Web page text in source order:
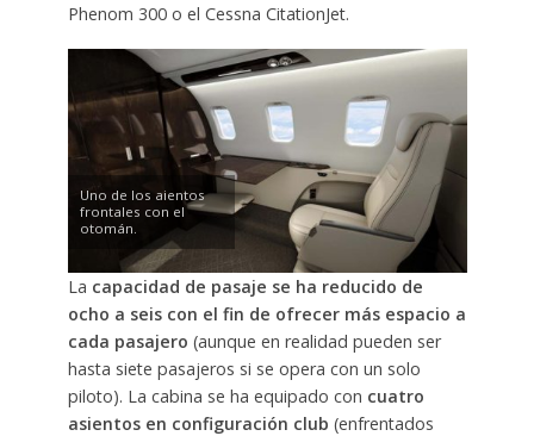
Phenom 300 o el Cessna CitationJet.
Uno de los aientos
frontales con el
otomán.
La capacidad de pasaje se ha reducido de
ocho a seis con el fin de ofrecer más espacio a
cada pasajero (aunque en realidad pueden ser
hasta siete pasajeros si se opera con un solo
piloto). La cabina se ha equipado con cuatro
asientos en configuración club (enfrentados